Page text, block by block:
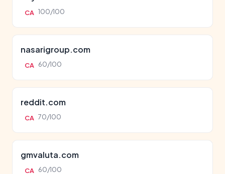
CA 100/100
nasarigroup.com
CA 60/100
reddit.com
CA 70/100
gmvaluta.com
CA 60/100